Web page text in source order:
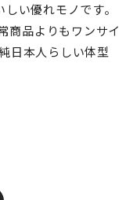
い優れモノです。
商品よりもワンサイ
日本人らしい体型